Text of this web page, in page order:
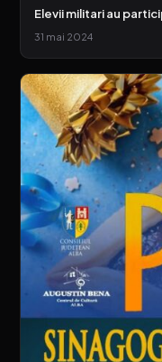
Elevii militari au
31 mai 2024